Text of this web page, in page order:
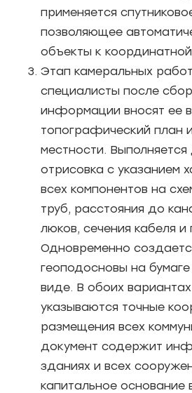
применяется
позволяющее
объекты к координатной
Этап камеральных
специалисты после
информации вносят ее в
топографический план
местности. Выполняется
отрисовка с указанием
всех компонентов на
труб, расстояния до
люков, сечения кабеля и
Одновременно
геоподосновы на
виде. В обоих
указываются точные
размещения всех
документ содержит
зданиях и всех
капитальное основание